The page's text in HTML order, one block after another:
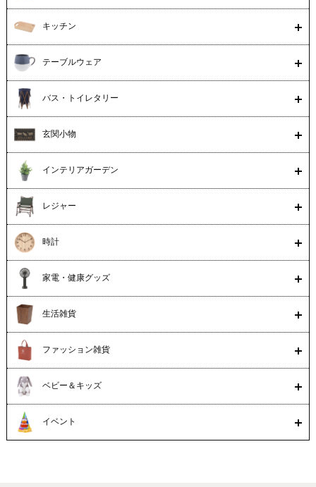
キッチン
テーブルウェア
バス・トイレタリー
玄関小物
インテリアガーデン
レジャー
時計
家電・健康グッズ
生活雑貨
ファッション雑貨
ベビー＆キッズ
イベント